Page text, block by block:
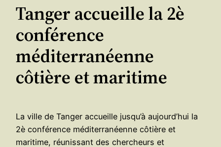
Tanger accueille la 2è
conférence
méditerranéenne
côtière et maritime
La ville de Tanger accueille jusqu’à aujourd’hui la
2è conférence méditerranéenne côtière et
maritime, réunissant des chercheurs et